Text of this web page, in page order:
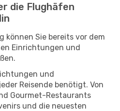
die Flughäfen
können Sie bereits vor dem
Einrichtungen und
und
Reisende benötigt. Von
Gourmet-Restaurants
und die neuesten